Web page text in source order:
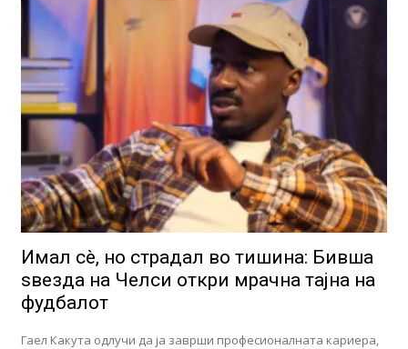
Имал сè, но страдал во тишина: Бивша
ѕвезда на Челси откри мрачна тајна на
фудбалот
Гаел Какута одлучи да ја заврши професионалната кариера,